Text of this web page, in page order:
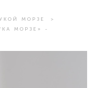
МОРЗЕ
>
МОРЗЕ» -